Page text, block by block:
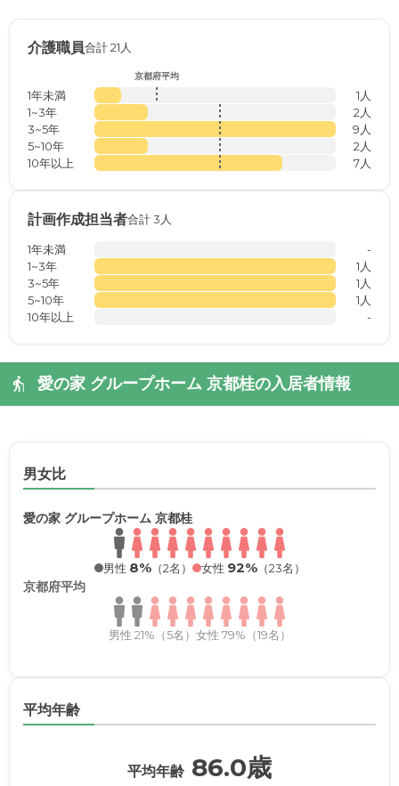
介護職員合計 21人
京都府平均
1年未満
1人
1~3年
2人
3~5年
9人
5~10年
2人
10年以上
7人
計画作成担当者合計 3人
1年未満
-
1~3年
1人
3~5年
1人
5~10年
1人
10年以上
-
愛の家 グループホーム 京都桂の入居者情報
男女比
愛の家 グループホーム 京都桂
男性 8%（2名） 女性 92%（23名）
京都府平均
男性 21%（5名） 女性 79%（19名）
平均年齢
平均年齢 86.0歳